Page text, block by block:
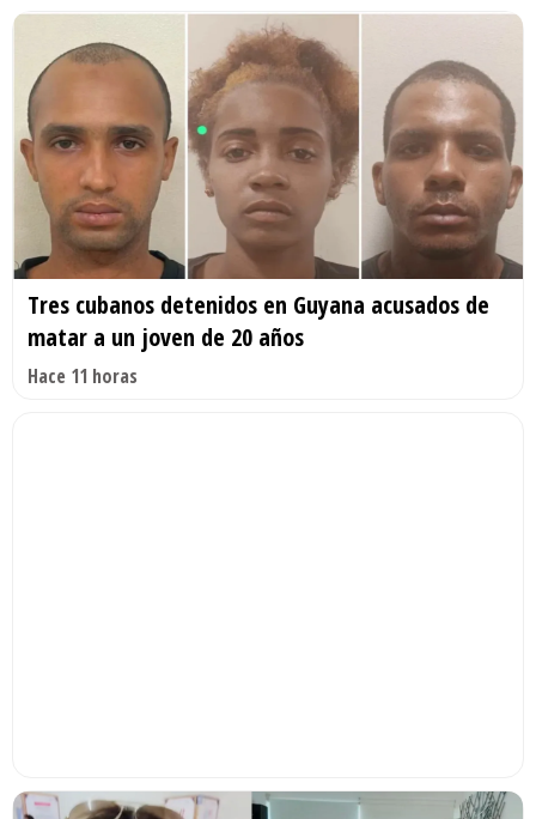
Tres cubanos detenidos en Guyana acusados de
matar a un joven de 20 años
Hace 11 horas